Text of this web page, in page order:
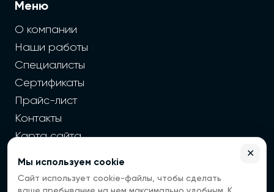
Меню
О компании
Наши работы
Специалисты
Сертификаты
Прайс-лист
Контакты
Карта сайта
2026 г. Cайт санэпидемстанции — Все права защищены
Все цены на сайте носят информационный
Мы используем cookie
Сайт использует cookie-файлы, чтобы сделать
✕